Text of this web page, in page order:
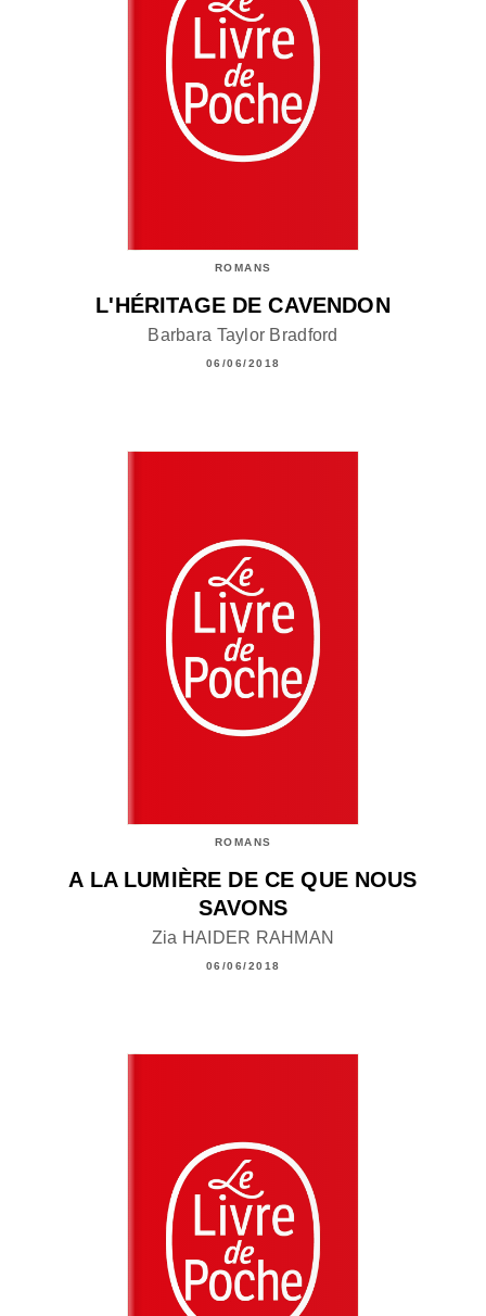
ROMANS
L'HÉRITAGE DE CAVENDON
Barbara Taylor Bradford
06/06/2018
ROMANS
A LA LUMIÈRE DE CE QUE NOUS
SAVONS
Zia HAIDER RAHMAN
06/06/2018